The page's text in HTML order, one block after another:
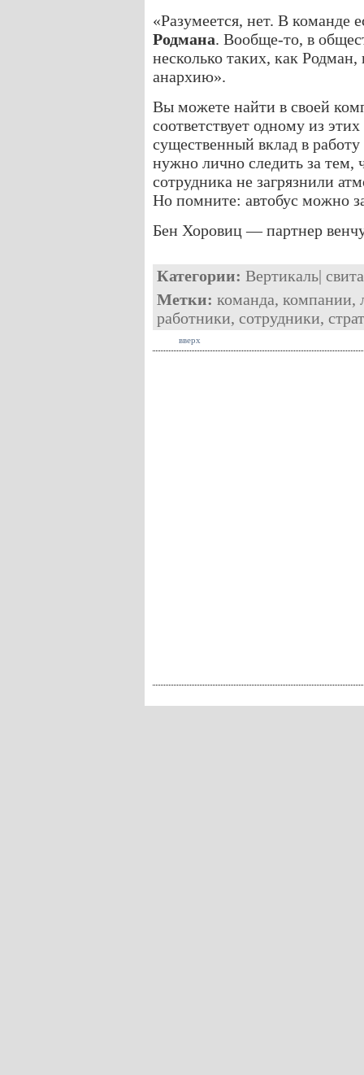
«Разумеется, нет. В команде
Родмана. Вообще-то, в
несколько таких, как
анархию».
Вы можете найти в своей
соответствует одному из
существенный вклад в
нужно лично следить за тем,
сотрудника не загрязнили
Но помните: автобус можно
Бен Хоровиц — партнер
Категории: Вертикаль| свита
Метки: команда, компании,
работники, сотрудники,
вверх